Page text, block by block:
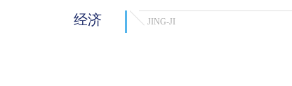
经济 JING-JI